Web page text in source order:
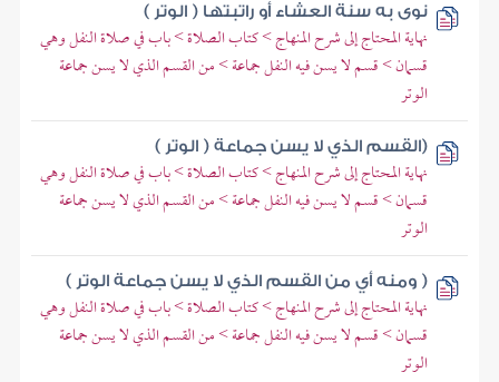
نوى به سنة العشاء أو راتبتها ( الوتر )
نهاية المحتاج إلى شرح المنهاج > كتاب الصلاة > باب في صلاة النفل وهي
قسمان > قسم لا يسن فيه النفل جماعة > من القسم الذي لا يسن جماعة
الوتر
(القسم الذي لا يسن جماعة ( الوتر )
نهاية المحتاج إلى شرح المنهاج > كتاب الصلاة > باب في صلاة النفل وهي
قسمان > قسم لا يسن فيه النفل جماعة > من القسم الذي لا يسن جماعة
الوتر
( ومنه أي من القسم الذي لا يسن جماعة الوتر )
نهاية المحتاج إلى شرح المنهاج > كتاب الصلاة > باب في صلاة النفل وهي
قسمان > قسم لا يسن فيه النفل جماعة > من القسم الذي لا يسن جماعة
الوتر